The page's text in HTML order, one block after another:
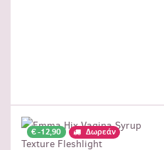
€ -12,90 Δωρεάν